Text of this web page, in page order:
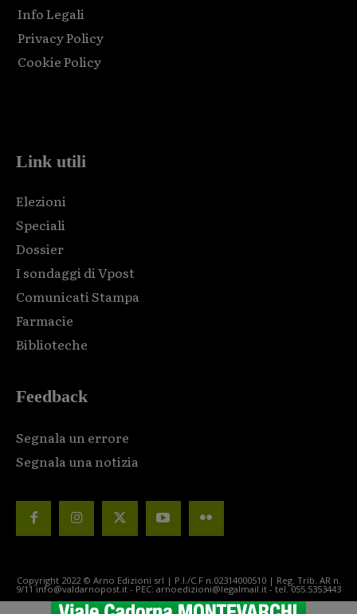
Info Legali
Privacy Policy
Cookie Policy
Link utili
Elezioni
Speciali
Dossier
I sondaggi di Vpost
Comunicati Stampa
Farmacie
Biblioteche
Feedback
Segnala un errore
Segnala una notizia
Copyright 2022 © Arno Edizioni srl | P.I./C.F n.02314000510 | Reg. Trib. AR n.
9/11 info@valdarnopost.it - PEC: arnoedizioni@legalmail.it - tel. 055.5353443